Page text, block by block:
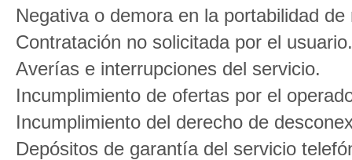
Negativa o demora en la portabilidad
Contratación no solicitada por el usuario.
Averías e interrupciones del servicio.
Incumplimiento de ofertas por el
Incumplimiento del derecho de
Depósitos de garantía del servicio